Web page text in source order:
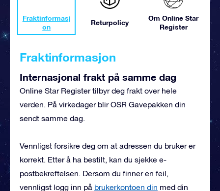
Fraktinformasj
on
Returpolicy
Om Online Star
Register
Fraktinformasjon
Internasjonal frakt på samme dag
Online Star Register tilbyr deg frakt over hele
verden. På virkedager blir OSR Gavepakken din
sendt samme dag.
Vennligst forsikre deg om at adressen du bruker er
korrekt. Etter å ha bestilt, kan du sjekke e-
postbekreftelsen. Dersom du finner en feil,
vennligst logg inn på brukerkontoen din med din